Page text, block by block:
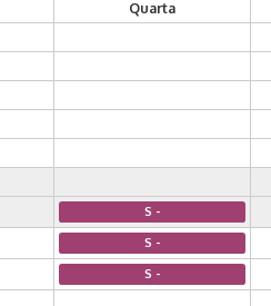
Quarta
S -
S -
S -